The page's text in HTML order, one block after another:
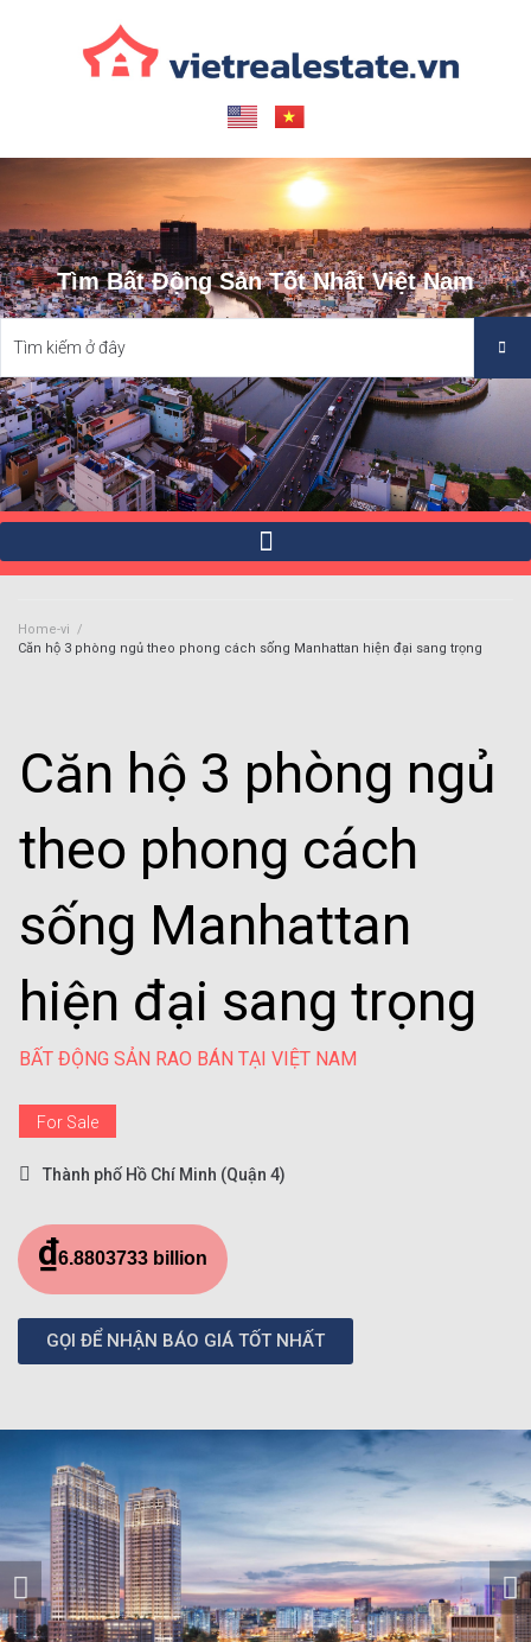
Tìm Bất Động Sản Tốt Nhất Việt Nam
Home-vi /
Căn hộ 3 phòng ngủ theo phong cách sống Manhattan hiện đại sang trọng
Căn hộ 3 phòng ngủ
theo phong cách
sống Manhattan
hiện đại sang trọng
BẤT ĐỘNG SẢN RAO BÁN TẠI VIỆT NAM
For Sale
Thành phố Hồ Chí Minh (Quận 4)
₫6.8803733 billion
GỌI ĐỂ NHẬN BÁO GIÁ TỐT NHẤT